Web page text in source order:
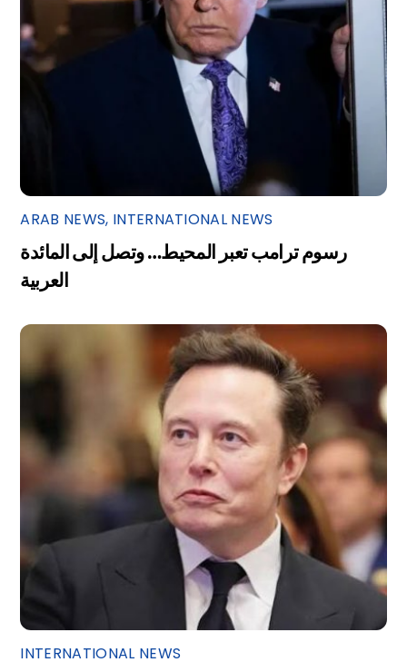
ARAB NEWS, INTERNATIONAL NEWS
رسوم ترامب تعبر المحيط… وتصل إلى المائدة
العربية
INTERNATIONAL NEWS